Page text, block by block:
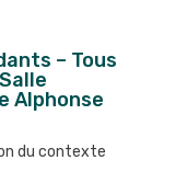
– Tous
Alphonse
du contexte